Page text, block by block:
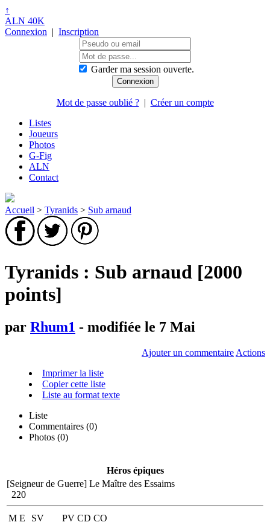
↑
ALN 40K
Connexion | Inscription
Garder ma session ouverte.
Mot de passe oublié ?| Créer un compte
Listes
Joueurs
Photos
G-Fig
ALN
Contact
Accueil > Tyranids > Sub arnaud
Tyranids : Sub arnaud [2000
points]
par Rhum1 - modifiée le 7 Mai
Ajouter un commentaire Actions
Imprimer la liste
Copier cette liste
Liste au format texte
Liste
Commentaires (0)
Photos (0)
Héros épiques
[Seigneur de Guerre] Le Maître des Essaims
220
M E SV PV CD CO